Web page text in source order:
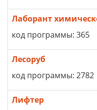
Лаборант
код программы: 365
Лесоруб
код программы: 2782
Лифтер